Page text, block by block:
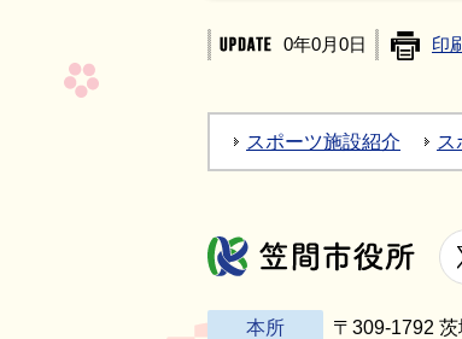
0年0月0日 印
スポーツ施設紹介 ス
笠
本所 〒309-1792